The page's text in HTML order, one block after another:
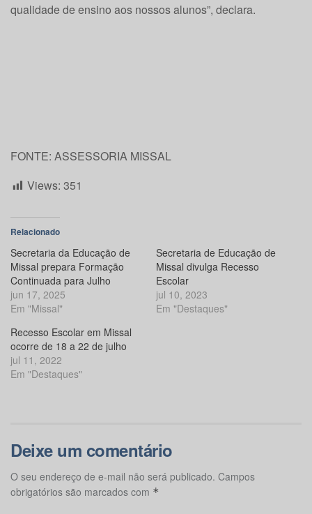
qualidade de ensino aos nossos alunos”, declara.
FONTE: ASSESSORIA MISSAL
Views: 351
Relacionado
Secretaria da Educação de
Missal prepara Formação
Continuada para Julho
jun 17, 2025
Em "Missal"
Secretaria de Educação de
Missal divulga Recesso
Escolar
jul 10, 2023
Em "Destaques"
Recesso Escolar em Missal
ocorre de 18 a 22 de julho
jul 11, 2022
Em "Destaques"
Deixe um comentário
O seu endereço de e-mail não será publicado. Campos
obrigatórios são marcados com *